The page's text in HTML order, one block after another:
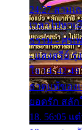
24:27 สามเ
เวลาไปหาเ
ธรรม - ศรเ
- แสงสุรีย์ รุ่
ใจ 14.
ธาตุแท้ของ
ยอดรัก สลัก
18. 56:05 แ